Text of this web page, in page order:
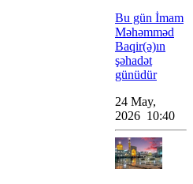
Bu gün İmam
Məhəmməd
Baqir(ə)ın
şəhadət
günüdür
24 May,
2026 10:40